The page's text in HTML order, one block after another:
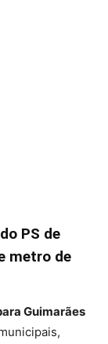
PS de
metro de
Guimarães